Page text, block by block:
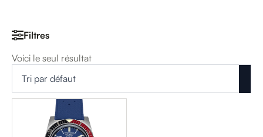
Filtres
Voici le seul résultat